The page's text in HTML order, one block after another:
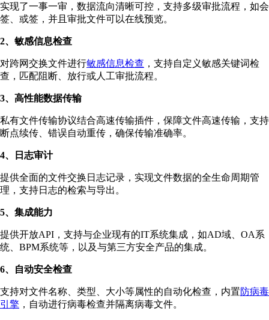
实现了一事一审，数据流向清晰可控，支持多级审批流程，如会
签、或签，并且审批文件可以在线预览。
2、敏感信息检查
对跨网交换文件进行敏感信息检查 ，支持自定义敏感关键词检
查，匹配阻断、放行或人工审批流程。
3、高性能数据传输
私有文件传输协议结合高速传输插件，保障文件高速传输，支持
断点续传、错误自动重传，确保传输准确率。
4、日志审计
提供全面的文件交换日志记录，实现文件数据的全生命周期管
理，支持日志的检索与导出。
5、集成能力
提供开放API，支持与企业现有的IT系统集成，如AD域、OA系
统、BPM系统等，以及与第三方安全产品的集成。
6、自动安全检查
支持对文件名称、类型、大小等属性的自动化检查，内置防病毒
引擎 ，自动进行病毒检查并隔离病毒文件。